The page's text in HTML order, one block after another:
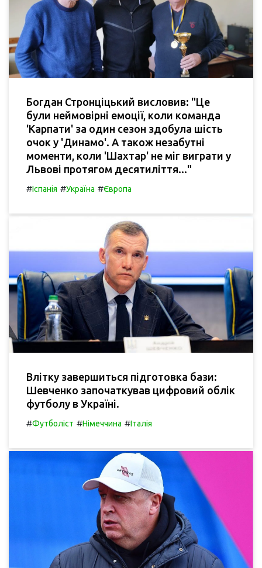
Богдан Стронціцький висловив: "Це
були неймовірні емоції, коли команда
'Карпати' за один сезон здобула шість
очок у 'Динамо'. А також незабутні
моменти, коли 'Шахтар' не міг виграти у
Львові протягом десятиліття..."
#Іспанія #Україна #Європа
Влітку завершиться підготовка бази:
Шевченко започаткував цифровий облік
футболу в Україні.
#Футболіст #Німеччина #Італія